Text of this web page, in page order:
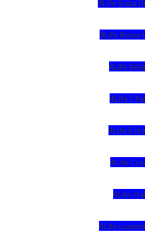
4Life Suiza
4Life Reino
4Life
4Life
4Life
4Life
4Life
4Life